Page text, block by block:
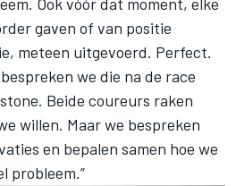
gaven of van positie
meteen uitgevoerd. Perfect.
we die na de race
Beide coureurs raken
willen. Maar we bespreken
en bepalen samen hoe we
probleem.”